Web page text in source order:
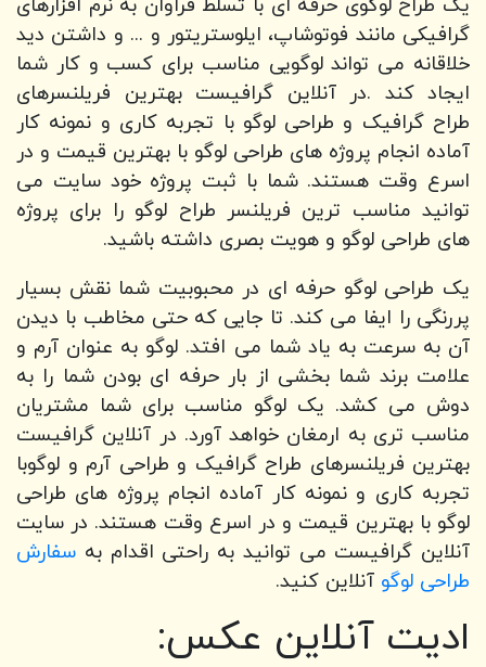
یک طراح لوگوی حرفه ای با تسلط فراوان به نرم افزارهای
گرافیکی مانند فوتوشاپ، ایلوستریتور و ... و داشتن دید
خلاقانه می تواند لوگویی مناسب برای کسب و کار شما
ایجاد کند .در آنلاین گرافیست بهترین فریلنسرهای
طراح گرافیک و طراحی لوگو با تجربه کاری و نمونه کار
آماده انجام پروژه های طراحی لوگو با بهترین قیمت و در
اسرع وقت هستند. شما با ثبت پروژه خود سایت می
توانید مناسب ترین فریلنسر طراح لوگو را برای پروژه
های طراحی لوگو و هویت بصری داشته باشید.
یک طراحی لوگو حرفه ای در محبوبیت شما نقش بسیار
پررنگی را ایفا می کند. تا جایی که حتی مخاطب با دیدن
آن به سرعت به یاد شما می افتد. لوگو به عنوان آرم و
علامت برند شما بخشی از بار حرفه ای بودن شما را به
دوش می کشد. یک لوگو مناسب برای شما مشتریان
مناسب تری به ارمغان خواهد آورد. در آنلاین گرافیست
بهترین فریلنسرهای طراح گرافیک و طراحی آرم و لوگوبا
تجربه کاری و نمونه کار آماده انجام پروژه های طراحی
لوگو با بهترین قیمت و در اسرع وقت هستند. در سایت
آنلاین گرافیست می توانید به راحتی اقدام به سفارش
طراحی لوگو آنلاین کنید.
ادیت آنلاین عکس: